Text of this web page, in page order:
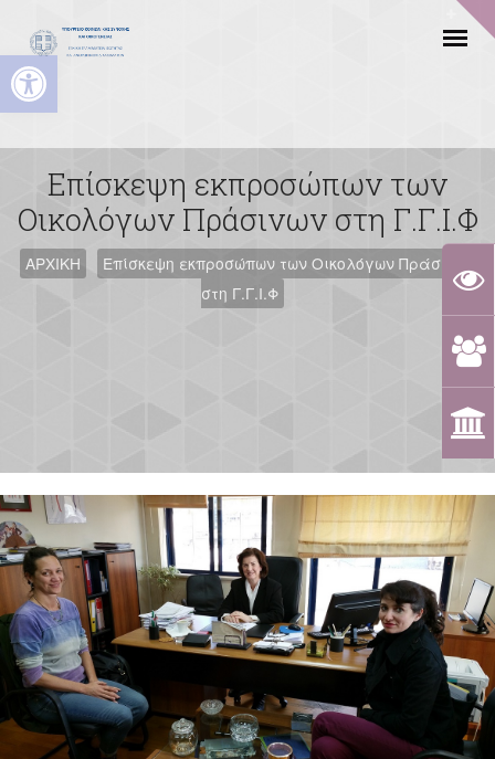
Ανοίξτε τη γραμμή εργαλείων
Επίσκεψη εκπροσώπων των
Οικολόγων Πράσινων στη Γ.Γ.Ι.Φ
ΑΡΧΙΚΗ
Επίσκεψη εκπροσώπων των Οικολόγων Πράσινων
στη Γ.Γ.Ι.Φ